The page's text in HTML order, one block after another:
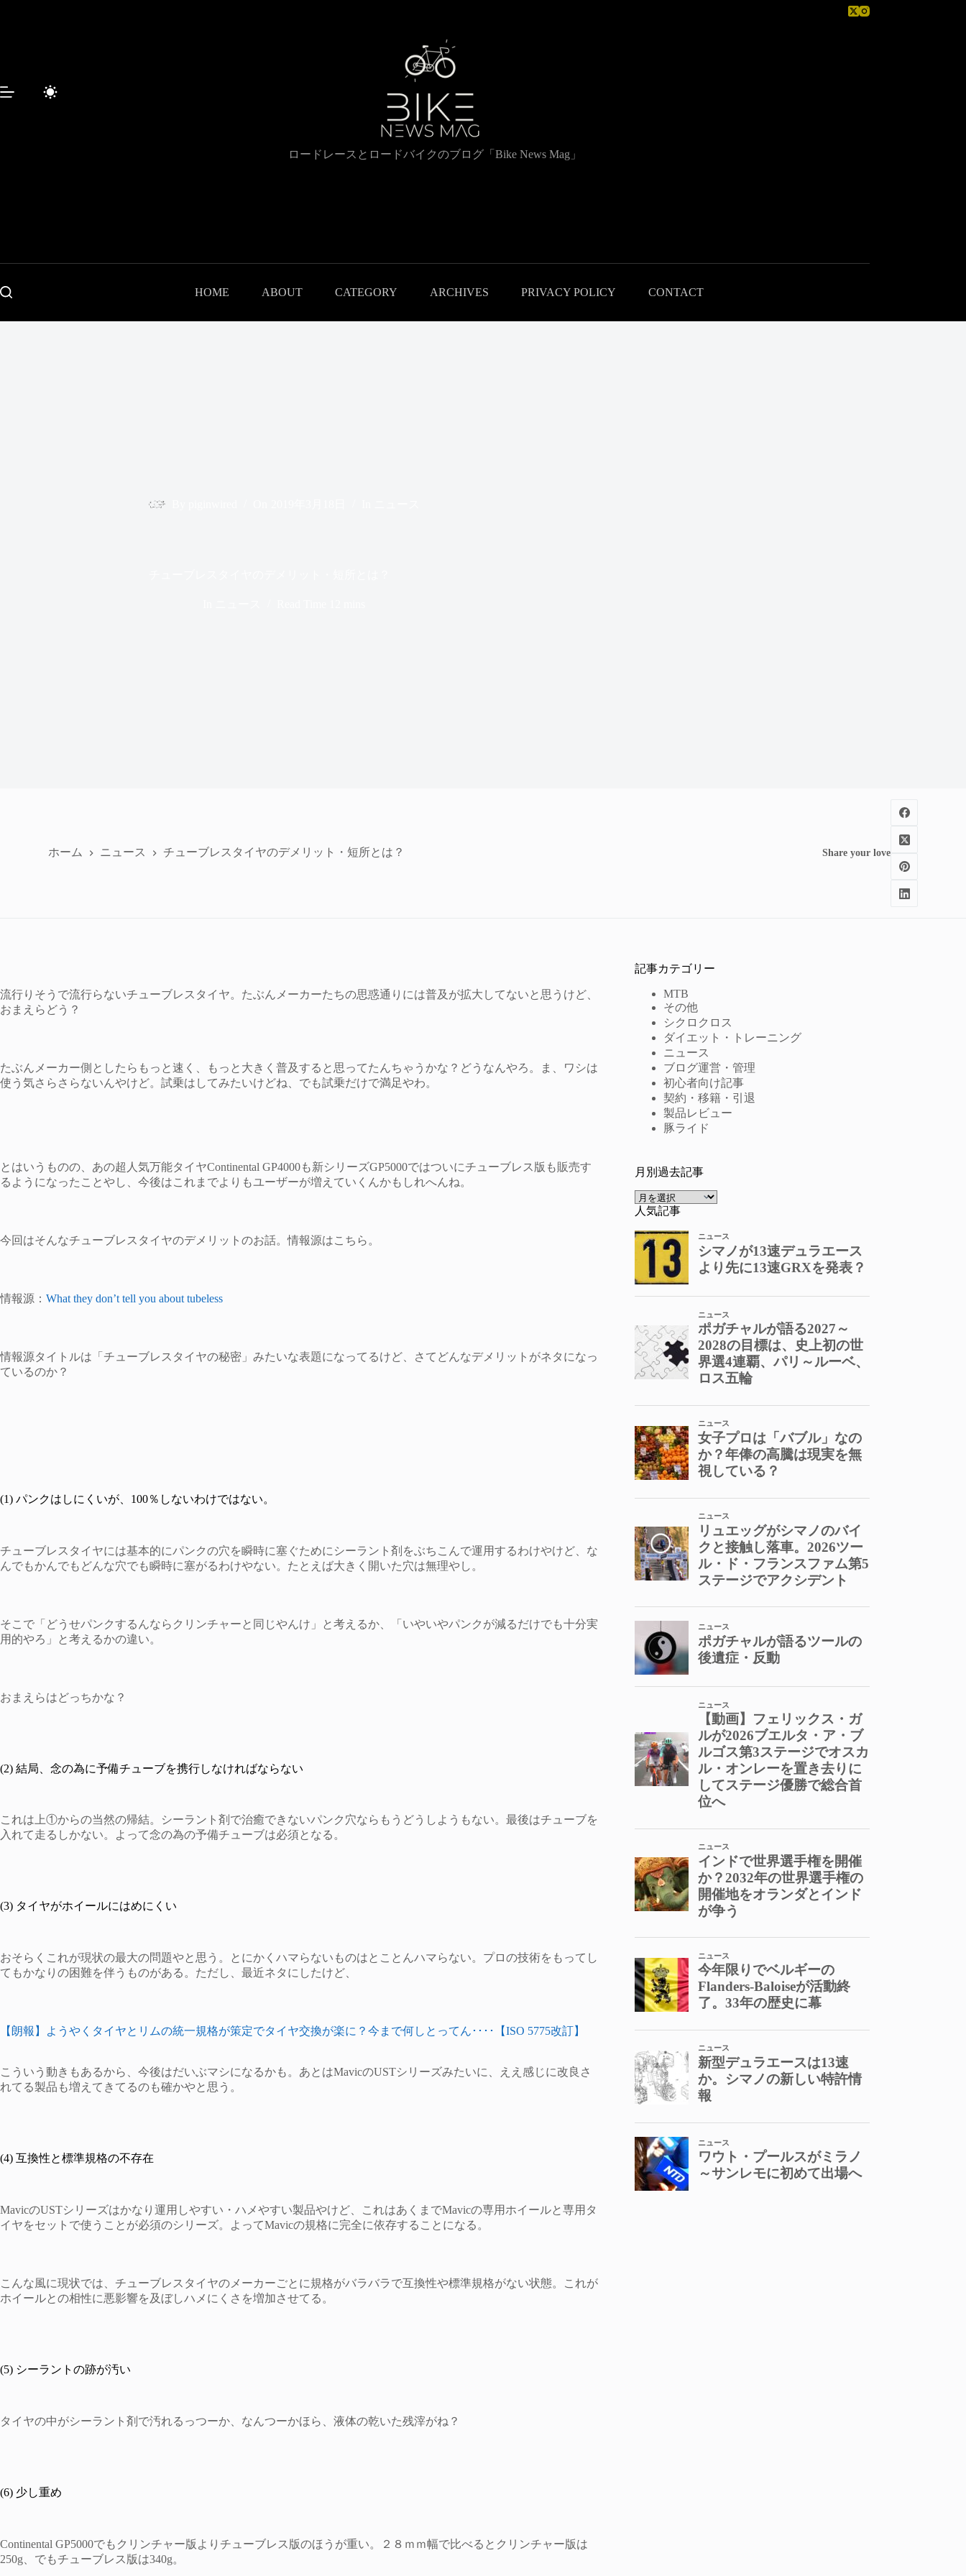
ス
ロードレースとロードバイクのブログ「Bike News Mag」
HOME ABOUT CATEGORY ARCHIVES PRIVACY POLICY CONTACT
ホーム ニュース チューブレスタイヤのデメリット・短所とは？ Share your love
流行りそうで流行らないチューブレスタイヤ。たぶんメーカーたちの思惑通りには普及が拡大してないと思うけど、
おまえらどう？
たぶんメーカー側としたらもっと速く、もっと大きく普及すると思ってたんちゃうかな？どうなんやろ。ま、ワシは
使う気さらさらないんやけど。試乗はしてみたいけどね、でも試乗だけで満足やわ。
とはいうものの、あの超人気万能タイヤContinental GP4000も新シリーズGP5000ではついにチューブレス版も販売す
るようになったことやし、今後はこれまでよりもユーザーが増えていくんかもしれへんね。
今回はそんなチューブレスタイヤのデメリットのお話。情報源はこちら。
情報源： What they don’t tell you about tubeless
情報源タイトルは「チューブレスタイヤの秘密」みたいな表題になってるけど、さてどんなデメリットがネタになっ
ているのか？
(1) パンクはしにくいが、100％しないわけではない。
チューブレスタイヤには基本的にパンクの穴を瞬時に塞ぐためにシーラント剤をぶちこんで運用するわけやけど、な
んでもかんでもどんな穴でも瞬時に塞がるわけやない。たとえば大きく開いた穴は無理やし。
そこで「どうせパンクするんならクリンチャーと同じやんけ」と考えるか、「いやいやパンクが減るだけでも十分実
用的やろ」と考えるかの違い。
おまえらはどっちかな？
(2) 結局、念の為に予備チューブを携行しなければならない
これは上①からの当然の帰結。シーラント剤で治癒できないパンク穴ならもうどうしようもない。最後はチューブを
入れて走るしかない。よって念の為の予備チューブは必須となる。
(3) タイヤがホイールにはめにくい
おそらくこれが現状の最大の問題やと思う。とにかくハマらないものはとことんハマらない。プロの技術をもってし
てもかなりの困難を伴うものがある。ただし、最近ネタにしたけど、
【朗報】ようやくタイヤとリムの統一規格が策定でタイヤ交換が楽に？今まで何しとってん････【ISO 5775改訂】
こういう動きもあるから、今後はだいぶマシになるかも。あとはMavicのUSTシリーズみたいに、ええ感じに改良さ
れてる製品も増えてきてるのも確かやと思う。
(4) 互換性と標準規格の不存在
MavicのUSTシリーズはかなり運用しやすい・ハメやすい製品やけど、これはあくまでMavicの専用ホイールと専用タ
イヤをセットで使うことが必須のシリーズ。よってMavicの規格に完全に依存することになる。
こんな風に現状では、チューブレスタイヤのメーカーごとに規格がバラバラで互換性や標準規格がない状態。これが
ホイールとの相性に悪影響を及ぼしハメにくさを増加させてる。
(5) シーラントの跡が汚い
タイヤの中がシーラント剤で汚れるっつーか、なんつーかほら、液体の乾いた残滓がね？
(6) 少し重め
Continental GP5000でもクリンチャー版よりチューブレス版のほうが重い。２８ｍｍ幅で比べるとクリンチャー版は
250g、でもチューブレス版は340g。
記事カテゴリー
MTB
その他
シクロクロス
ダイエット・トレーニング
ニュース
ブログ運営・管理
初心者向け記事
契約・移籍・引退
製品レビュー
豚ライド
月別過去記事
ア
ー
イ
ブ
人気記事